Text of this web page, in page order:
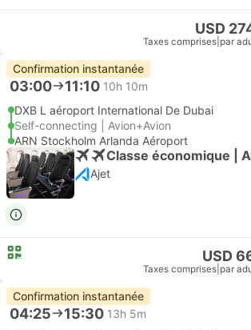
USD
Taxes comprises par
Confirmation instantanée
03:00 11:10 10h 10m
DXB L aéroport International De Dubai
Self-connecting | Avion+Avion
ARN Stockholm Arlanda Aéroport
Classe économique |
Ajet
USD
Taxes comprises par
Confirmation instantanée
04:25 15:30 13h 5m